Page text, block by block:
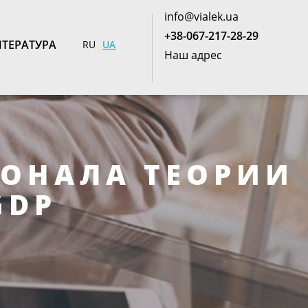
RU UA
info@vialek.ua
+38-067-217-28-29
Наш адрес
ТЕОРИИ